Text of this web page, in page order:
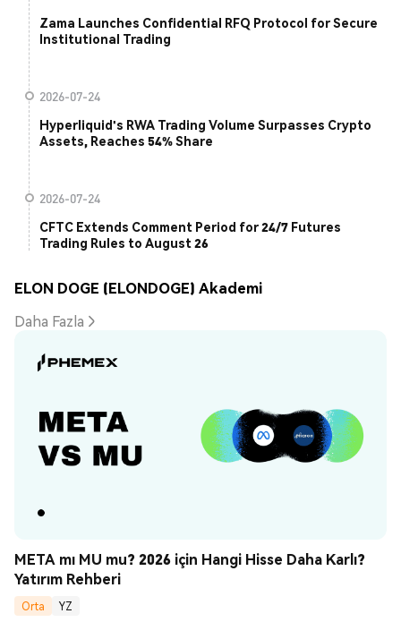
Zama Launches Confidential RFQ Protocol for Secure
Institutional Trading
2026-07-24
Hyperliquid's RWA Trading Volume Surpasses Crypto
Assets, Reaches 54% Share
2026-07-24
CFTC Extends Comment Period for 24/7 Futures
Trading Rules to August 26
ELON DOGE (ELONDOGE) Akademi
Daha Fazla
META mı MU mu? 2026 için Hangi Hisse Daha Karlı?
Yatırım Rehberi
Orta
YZ